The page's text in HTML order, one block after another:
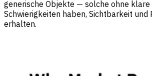
generische Objekte — solche ohne
Schwierigkeiten haben, Sichtbarkeit und
erhalten.